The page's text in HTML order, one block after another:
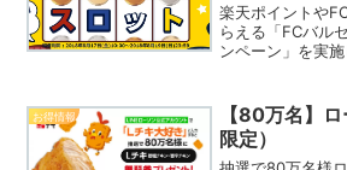
楽天ポイントや
らえる「FCバル
ンペーン」を実
お得情報
【80万名】
限定）